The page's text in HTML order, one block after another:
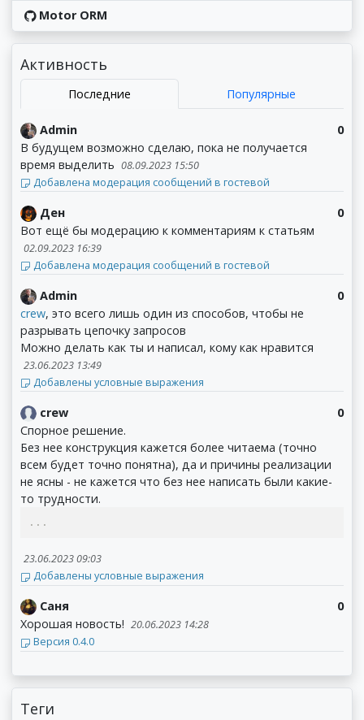
Motor ORM
Активность
Последние Популярные
0
Admin
В будущем возможно сделаю, пока не получается
время выделить 08.09.2023 15:50
Добавлена модерация сообщений в гостевой
0
Ден
Вот ещё бы модерацию к комментариям к статьям
02.09.2023 16:39
Добавлена модерация сообщений в гостевой
0
Admin
crew, это всего лишь один из способов, чтобы не
разрывать цепочку запросов
Можно делать как ты и написал, кому как нравится
23.06.2023 13:49
Добавлены условные выражения
0
crew
Спорное решение.
Без нее конструкция кажется более читаема (точно
всем будет точно понятна), да и причины реализации
не ясны - не кажется что без нее написать были какие-
то трудности.
...
23.06.2023 09:03
Добавлены условные выражения
0
Саня
Хорошая новость! 20.06.2023 14:28
Версия 0.4.0
Теги